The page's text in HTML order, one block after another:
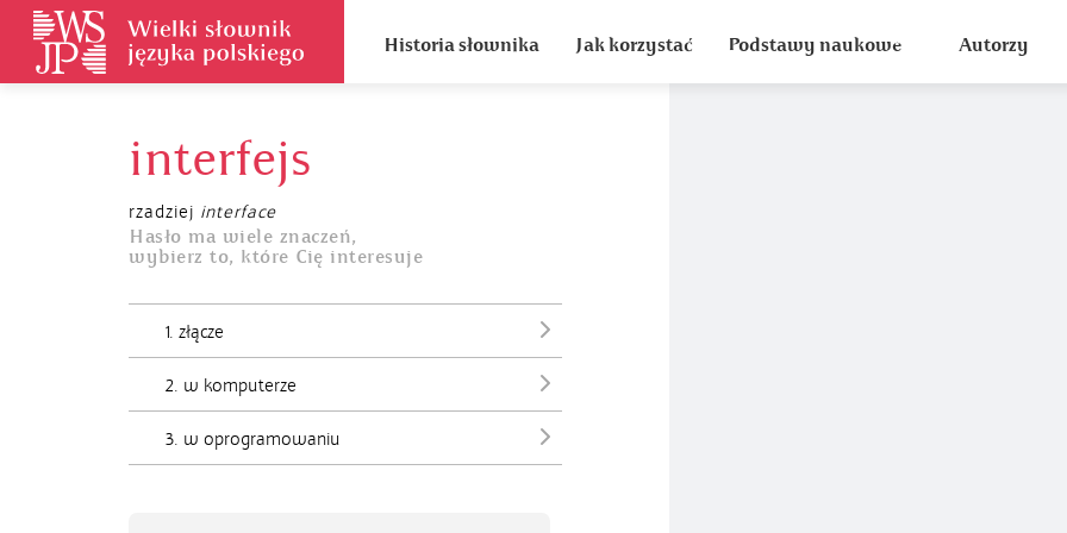
Historia słownika Jak korzystać Podstawy naukowe Autorzy
interfejs
rzadziej interface
Hasło ma wiele znaczeń,
wybierz to, które Cię interesuje
1. złącze
2. w komputerze
3. w oprogramowaniu